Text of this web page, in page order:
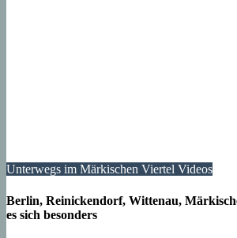
Unterwegs im Märkischen Viertel Videos
Berlin, Reinickendorf, Wittenau,
es sich besonders